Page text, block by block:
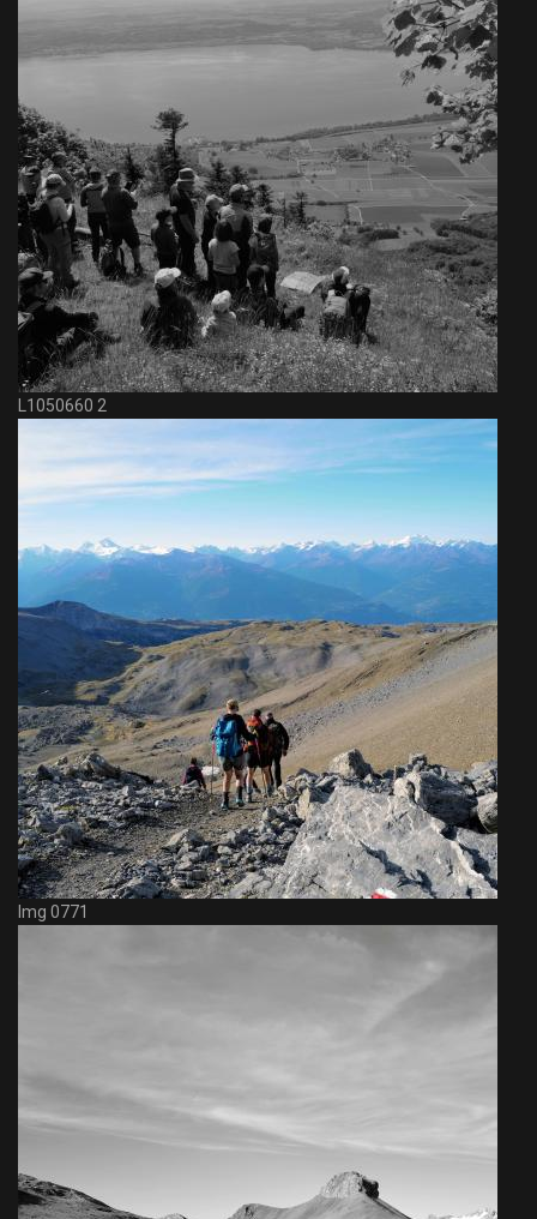
L1050660 2
Img 0771